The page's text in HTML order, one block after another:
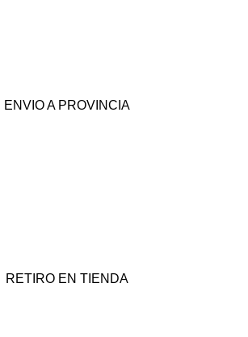
ENVIO A PROVINCIA
RETIRO EN TIENDA